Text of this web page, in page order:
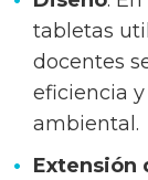
tabletas
docentes
eficiencia
ambiental.
Extensión